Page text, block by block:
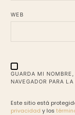
WEB
GUARDA MI
NAVEGADOR PARA
Este sitio está
privacidad y los